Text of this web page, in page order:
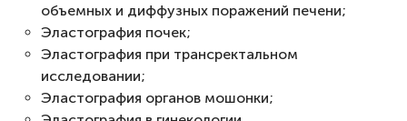
объемных и диффузных поражений печени;
Эластография почек;
Эластография при трансректальном
исследовании;
Эластография органов мошонки;